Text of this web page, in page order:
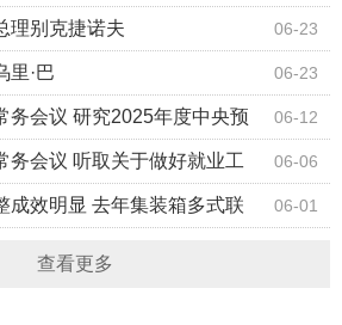
06-23
理别克捷诺夫
06-23
里·巴
06-12
务会议 研究2025年度中央预
审计查出问题整改工作等 06-06
务会议 听取关于做好就业工
业优先战略“十五五”规划》 06-01
成效明显 去年集装箱多式联
查看更多